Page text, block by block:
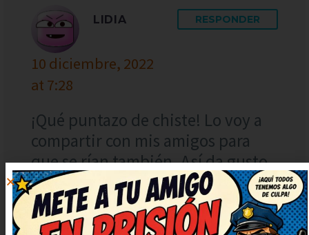
LIDIA
10 diciembre, 2022
at 7:28
RESPONDER
¡Qué puntazo de chiste! Lo voy a
compartir con mis amigos para
que se rían también. Así da gusto,
humor sano y con mucha gracia.
Me he quedado con una sonrisa
tonta, ¡genial!